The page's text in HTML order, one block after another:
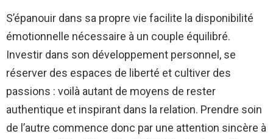
S’épanouir dans sa propre vie facilite la disponibilité
émotionnelle nécessaire à un couple équilibré.
Investir dans son développement personnel, se
réserver des espaces de liberté et cultiver des
passions : voilà autant de moyens de rester
authentique et inspirant dans la relation. Prendre soin
de l’autre commence donc par une attention sincère à